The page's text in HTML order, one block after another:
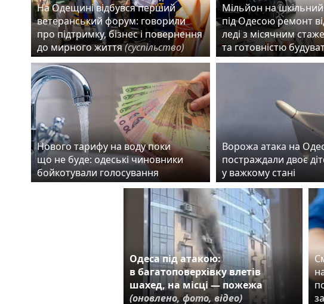
На Одещині відбувся перший
ветеранський форум: говорили
про підтримку, бізнес і повернення
до мирного життя(суспільство)
Мільйон на шкільний
під Одесою ремонт
леді з місячним
та готовністю
Нового тарифу на воду поки
що не буде: одеські чиновники
бойкотували голосування
Ворожа атака на
постраждали двоє
у важкому стані
Одеса під атакою:
в багатоповерхівку влетів
шахед, на місці — пожежа
(оновлено, фото, відео)